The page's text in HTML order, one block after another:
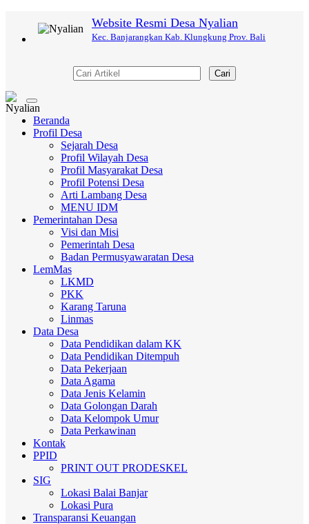
Website Resmi Desa Nyalian
Kec. Banjarangkan Kab. Klungkung Prov. Bali
Cari
Toggle
navigation
Beranda
Profil Desa
Sejarah Desa
Profil Wilayah Desa
Profil Masyarakat Desa
Profil Potensi Desa
Arti Lambang Desa
MENU IDM
Pemerintahan Desa
Visi dan Misi
Pemerintah Desa
Badan Permusyawaratan Desa
LemMas
LKMD
PKK
Karang Taruna
Linmas
Data Desa
Data Pendidikan dalam KK
Data Pendidikan Ditempuh
Data Pekerjaan
Data Agama
Data Jenis Kelamin
Data Golongan Darah
Data Kelompok Umur
Data Perkawinan
Kontak
PPID
PRINT OUT PRODESKEL
SIG
Lokasi Balai Banjar
Lokasi Pura
Transparansi Keuangan